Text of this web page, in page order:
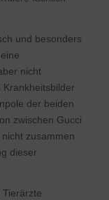
und besonders
nicht
der beiden
zwischen Gucci
zusammen
dieser